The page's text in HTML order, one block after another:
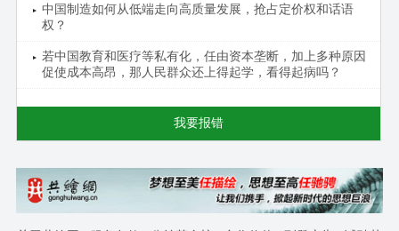
中国制造如何从低端走向高质量发展，抢占定价权和话语
权？
若中国教育和医疗等私有化，任由资本垄断，加上多种原因
促使成本高昂，那人民群众还上得起学，看得起病吗？
我要报错